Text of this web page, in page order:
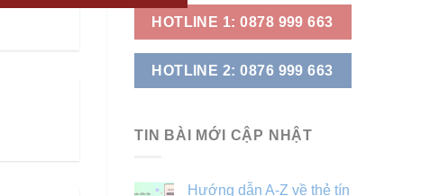
HOTLINE 1: 0878 999 663
HOTLINE 2: 0876 999 663
TIN BÀI MỚI CẬP NHẬT
Hướng dẫn A-Z về thẻ tín